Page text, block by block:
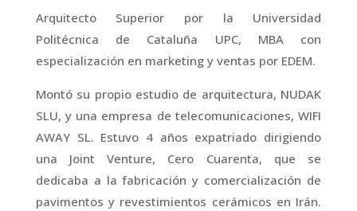
Arquitecto Superior por la Universidad
Politécnica de Cataluña UPC, MBA con
especialización en marketing y ventas por EDEM.
Montó su propio estudio de arquitectura, NUDAK
SLU, y una empresa de telecomunicaciones, WIFI
AWAY SL. Estuvo 4 años expatriado dirigiendo
una Joint Venture, Cero Cuarenta, que se
dedicaba a la fabricación y comercialización de
pavimentos y revestimientos cerámicos en Irán.